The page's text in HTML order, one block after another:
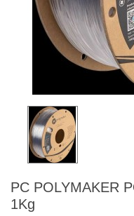
PC POLYMAKER
1Kg